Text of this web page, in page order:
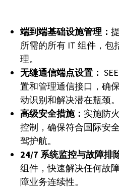
端到端基础设施管理：
所需的所有 IT 组件，包
理。
无缝通信端点设置：
置和管理通信接口，确
动识别和解决潜在瓶颈。
高级安全措施： 实施防
控制，确保符合国际安
驾护航。
24/7 系统监控与故障排
组件，快速解决任何故
障业务连续性。